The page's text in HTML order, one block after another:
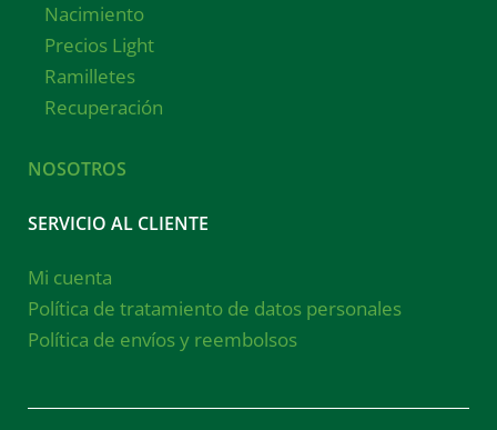
Nacimiento
Precios Light
Ramilletes
Recuperación
NOSOTROS
SERVICIO AL CLIENTE
Mi cuenta
Política de tratamiento de datos personales
Política de envíos y reembolsos